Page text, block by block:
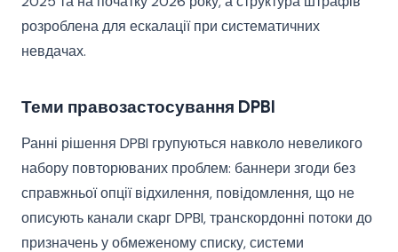
розроблена для ескалації при систематичних
невдачах.
Теми правозастосування DPBI
Ранні рішення DPBI групуються навколо невеликого
набору повторюваних проблем: баннери згоди без
справжньої опції відхилення, повідомлення, що не
описують канали скарг DPBI, транскордонні потоки до
призначень у обмеженому списку, системи